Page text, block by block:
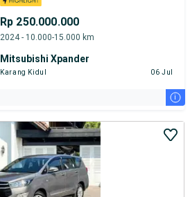
Rp 250.000.000
2024 - 10.000-15.000 km
Mitsubishi Xpander
Karang Kidul 06 Jul
i